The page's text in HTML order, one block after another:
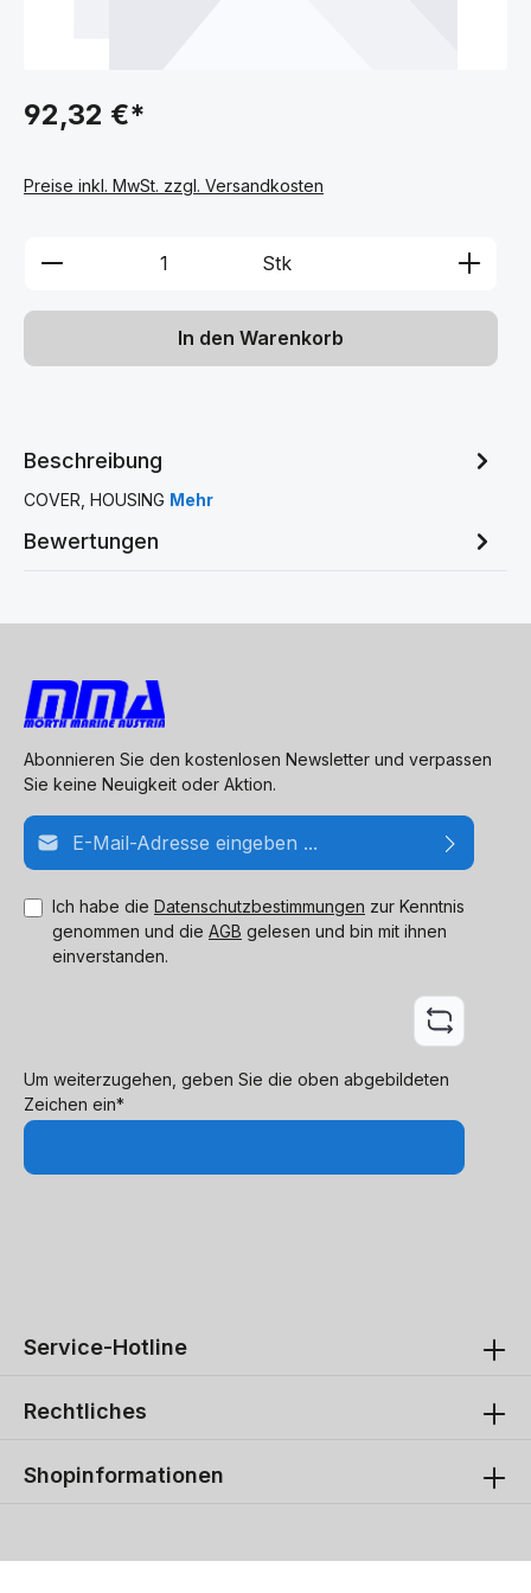
92,32 €*
Preise inkl. MwSt. zzgl. Versandkosten
Produkt Anzahl: Gib den
Stk
In den Warenkorb
Beschreibung
COVER, HOUSING Mehr
Bewertungen
Abonnieren Sie den kostenlosen Newsletter und verpassen
Sie keine Neuigkeit oder Aktion.
E-Mail-Adresse*
Ich habe die Datenschutzbestimmungen zur Kenntnis
genommen und die AGB gelesen und bin mit ihnen
einverstanden.
Um weiterzugehen, geben Sie die oben abgebildeten
Zeichen ein*
Service-Hotline
Rechtliches
Shopinformationen